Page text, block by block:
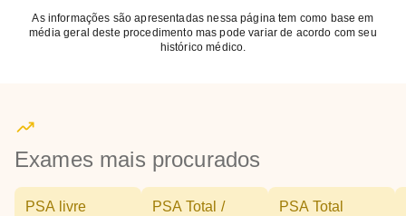
As informações são apresentadas nessa página tem como base em
média geral deste procedimento mas pode variar de acordo com seu
histórico médico.
Exames mais procurados
PSA livre
PSA Total /
PSA Total